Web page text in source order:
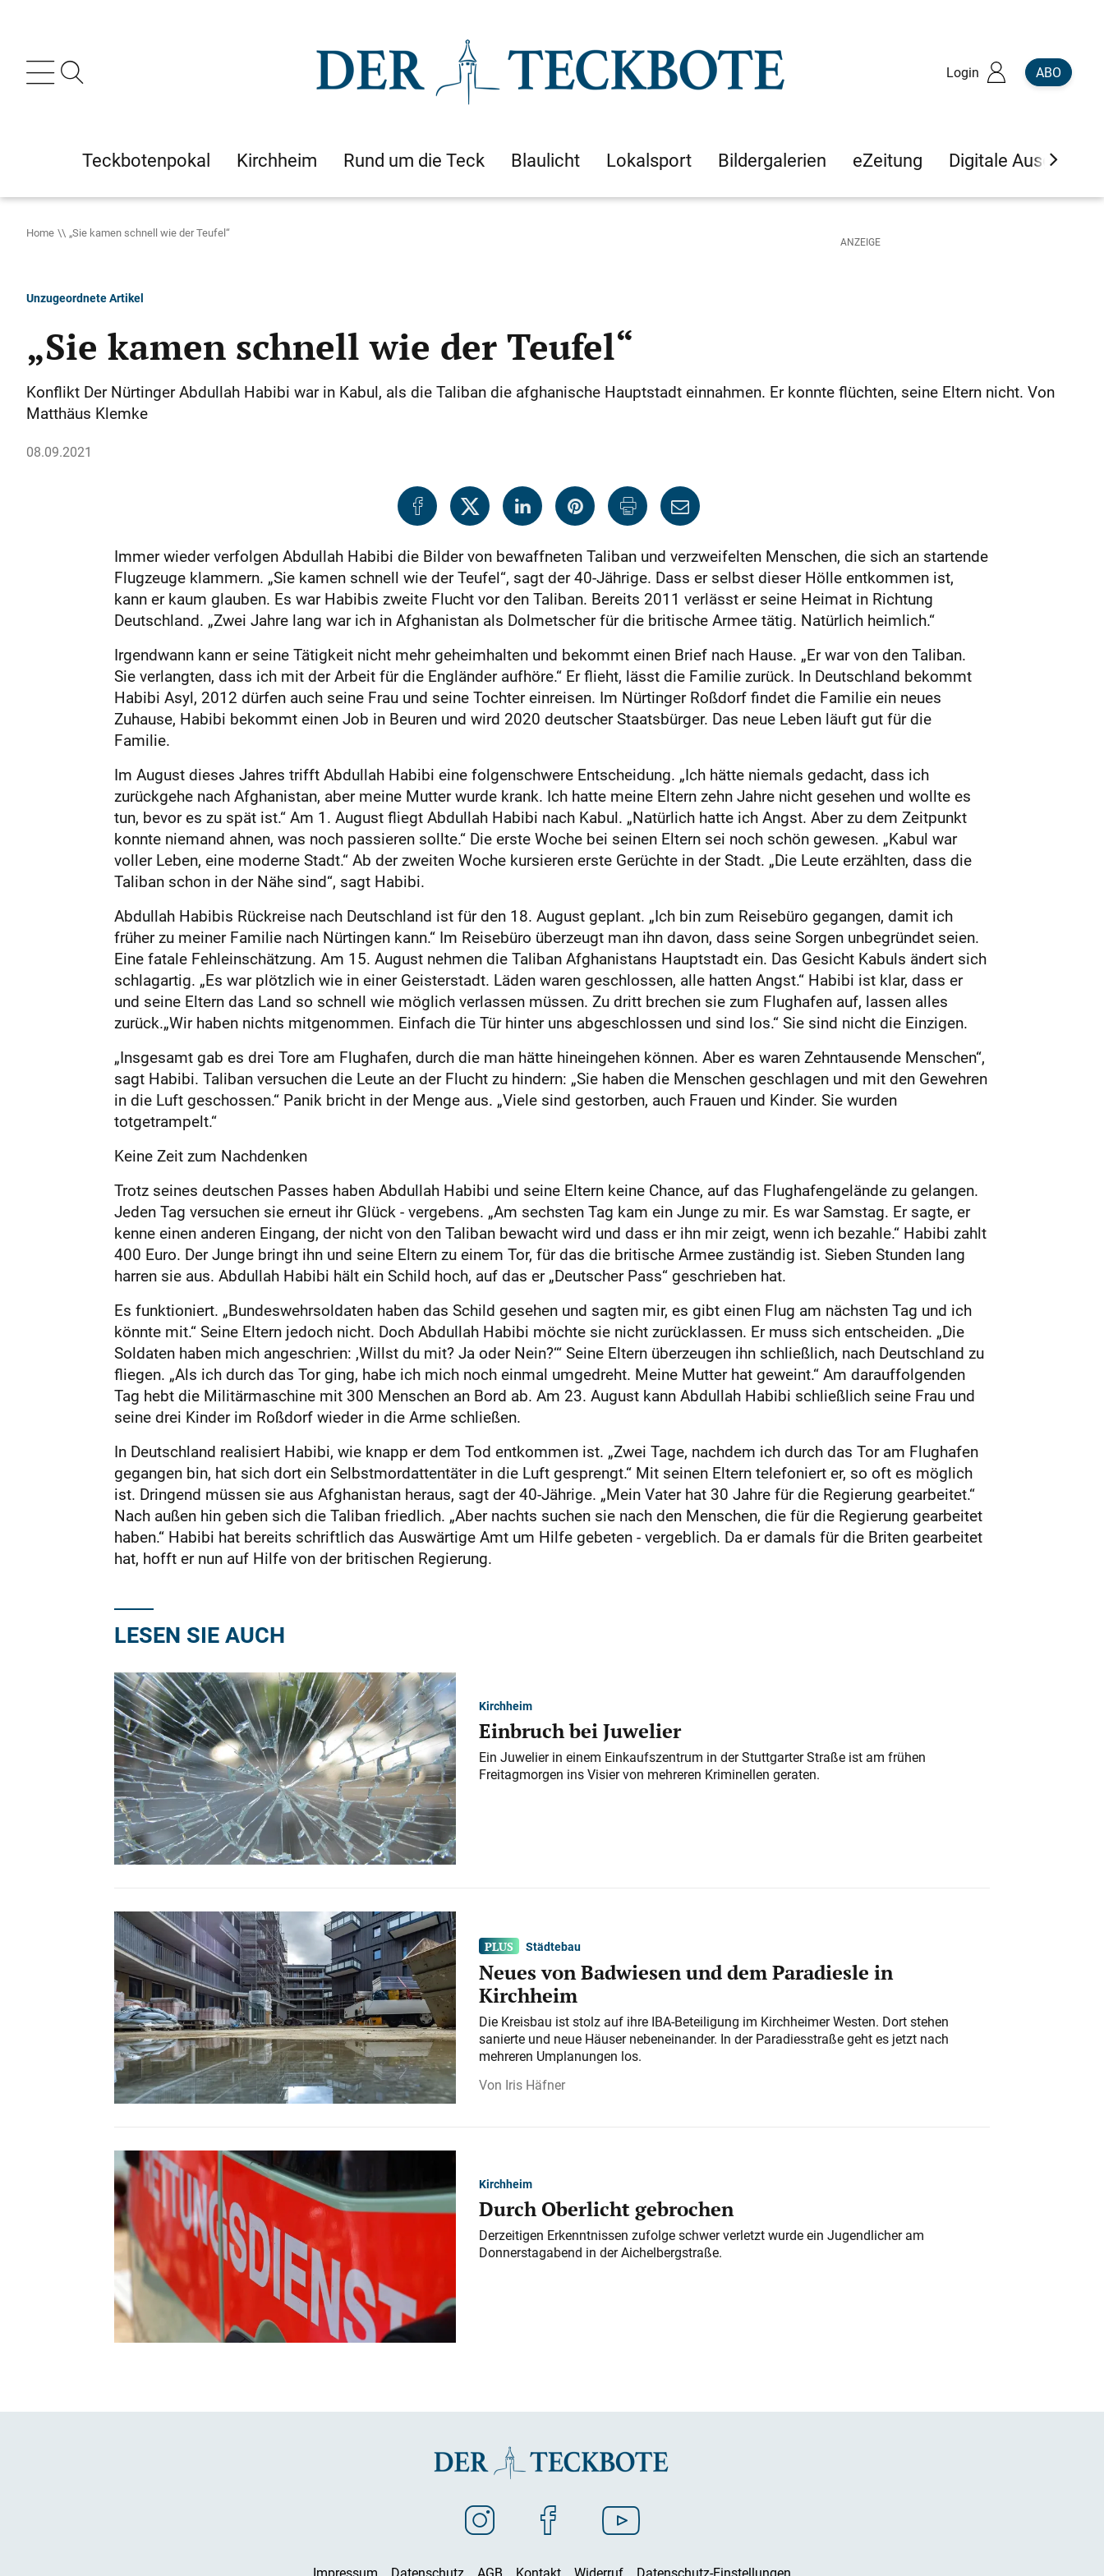
Login ABO
Teckbotenpokal Kirchheim Rund um die Teck Blaulicht Lokalsport Bildergalerien eZeitung Digitale Ausgaben
Home „Sie kamen schnell wie der Teufel“
Unzugeordnete Artikel
„Sie kamen schnell wie der Teufel“
Konflikt Der Nürtinger Abdullah Habibi war in Kabul, als die Taliban die afghanische Hauptstadt einnahmen. Er konnte flüchten, seine Eltern nicht. Von
Matthäus Klemke
08.09.2021
Immer wieder verfolgen Abdullah Habibi die Bilder von bewaffneten Taliban und verzweifelten Menschen, die sich an startende
Flugzeuge klammern. „Sie kamen schnell wie der Teufel“, sagt der 40-Jährige. Dass er selbst dieser Hölle entkommen ist,
kann er kaum glauben. Es war Habibis zweite Flucht vor den Taliban. Bereits 2011 verlässt er seine Heimat in Richtung
Deutschland. „Zwei Jahre lang war ich in Afghanistan als Dolmetscher für die britische Armee tätig. Natürlich heimlich.“
Irgendwann kann er seine Tätigkeit nicht mehr geheimhalten und bekommt einen Brief nach Hause. „Er war von den Taliban.
Sie verlangten, dass ich mit der Arbeit für die Engländer aufhöre.“ Er flieht, lässt die Familie zurück. In Deutschland bekommt
Habibi Asyl, 2012 dürfen auch seine Frau und seine Tochter einreisen. Im Nürtinger Roßdorf findet die Familie ein neues
Zuhause, Habibi bekommt einen Job in Beuren und wird 2020 deutscher Staatsbürger. Das neue Leben läuft gut für die
Familie.
Im August dieses Jahres trifft Abdullah Habibi eine folgenschwere Entscheidung. „Ich hätte niemals gedacht, dass ich
zurückgehe nach Afghanistan, aber meine Mutter wurde krank. Ich hatte meine Eltern zehn Jahre nicht gesehen und wollte es
tun, bevor es zu spät ist.“ Am 1. August fliegt Abdullah Habibi nach Kabul. „Natürlich hatte ich Angst. Aber zu dem Zeitpunkt
konnte niemand ahnen, was noch passieren sollte.“ Die erste Woche bei seinen Eltern sei noch schön gewesen. „Kabul war
voller Leben, eine moderne Stadt.“ Ab der zweiten Woche kursieren erste Gerüchte in der Stadt. „Die Leute erzählten, dass die
Taliban schon in der Nähe sind“, sagt Habibi.
Abdullah Habibis Rückreise nach Deutschland ist für den 18. August geplant. „Ich bin zum Reisebüro gegangen, damit ich
früher zu meiner Familie nach Nürtingen kann.“ Im Reisebüro überzeugt man ihn davon, dass seine Sorgen unbegründet seien.
Eine fatale Fehleinschätzung. Am 15. August nehmen die Taliban Afghanistans Hauptstadt ein. Das Gesicht Kabuls ändert sich
schlagartig. „Es war plötzlich wie in einer Geisterstadt. Läden waren geschlossen, alle hatten Angst.“ Habibi ist klar, dass er
und seine Eltern das Land so schnell wie möglich verlassen müssen. Zu dritt brechen sie zum Flughafen auf, lassen alles
zurück.„Wir haben nichts mitgenommen. Einfach die Tür hinter uns abgeschlossen und sind los.“ Sie sind nicht die Einzigen.
„Insgesamt gab es drei Tore am Flughafen, durch die man hätte hineingehen können. Aber es waren Zehntausende Menschen“,
sagt Habibi. Taliban versuchen die Leute an der Flucht zu hindern: „Sie haben die Menschen geschlagen und mit den Gewehren
in die Luft geschossen.“ Panik bricht in der Menge aus. „Viele sind gestorben, auch Frauen und Kinder. Sie wurden
totgetrampelt.“
Keine Zeit zum Nachdenken
Trotz seines deutschen Passes haben Abdullah Habibi und seine Eltern keine Chance, auf das Flughafengelände zu gelangen.
Jeden Tag versuchen sie erneut ihr Glück - vergebens. „Am sechsten Tag kam ein Junge zu mir. Es war Samstag. Er sagte, er
kenne einen anderen Eingang, der nicht von den Taliban bewacht wird und dass er ihn mir zeigt, wenn ich bezahle.“ Habibi zahlt
400 Euro. Der Junge bringt ihn und seine Eltern zu einem Tor, für das die britische Armee zuständig ist. Sieben Stunden lang
harren sie aus. Abdullah Habibi hält ein Schild hoch, auf das er „Deutscher Pass“ geschrieben hat.
Es funktioniert. „Bundeswehrsoldaten haben das Schild gesehen und sagten mir, es gibt einen Flug am nächsten Tag und ich
könnte mit.“ Seine Eltern jedoch nicht. Doch Abdullah Habibi möchte sie nicht zurücklassen. Er muss sich entscheiden. „Die
Soldaten haben mich angeschrien: ,Willst du mit? Ja oder Nein?‘“ Seine Eltern überzeugen ihn schließlich, nach Deutschland zu
fliegen. „Als ich durch das Tor ging, habe ich mich noch einmal umgedreht. Meine Mutter hat geweint.“ Am darauffolgenden
Tag hebt die Militärmaschine mit 300 Menschen an Bord ab. Am 23. August kann Abdullah Habibi schließlich seine Frau und
seine drei Kinder im Roßdorf wieder in die Arme schließen.
In Deutschland realisiert Habibi, wie knapp er dem Tod entkommen ist. „Zwei Tage, nachdem ich durch das Tor am Flughafen
gegangen bin, hat sich dort ein Selbstmordattentäter in die Luft gesprengt.“ Mit seinen Eltern telefoniert er, so oft es möglich
ist. Dringend müssen sie aus Afghanistan heraus, sagt der 40-Jährige. „Mein Vater hat 30 Jahre für die Regierung gearbeitet.“
Nach außen hin geben sich die Taliban friedlich. „Aber nachts suchen sie nach den Menschen, die für die Regierung gearbeitet
haben.“ Habibi hat bereits schriftlich das Auswärtige Amt um Hilfe gebeten - vergeblich. Da er damals für die Briten gearbeitet
hat, hofft er nun auf Hilfe von der britischen Regierung.
LESEN SIE AUCH
Kirchheim
Einbruch bei Juwelier
Ein Juwelier in einem Einkaufszentrum in der Stuttgarter Straße ist am frühen
Freitagmorgen ins Visier von mehreren Kriminellen geraten.
Städtebau
Neues von Badwiesen und dem Paradiesle in
Kirchheim
Die Kreisbau ist stolz auf ihre IBA-Beteiligung im Kirchheimer Westen. Dort stehen
sanierte und neue Häuser nebeneinander. In der Paradiesstraße geht es jetzt nach
mehreren Umplanungen los.
Iris Häfner
Kirchheim
Durch Oberlicht gebrochen
Derzeitigen Erkenntnissen zufolge schwer verletzt wurde ein Jugendlicher am
Donnerstagabend in der Aichelbergstraße.
Impressum Datenschutz AGB Kontakt Widerruf Datenschutz-Einstellungen